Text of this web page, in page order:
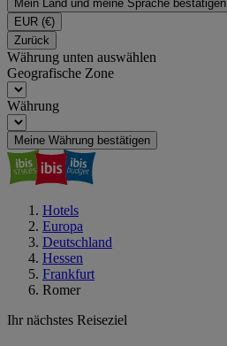
Mein Land und meine Sprache bestätigen
EUR (€)
Zurück
Währung unten auswählen
Geografische Zone
Währung
Meine Währung bestätigen
Hotels
Europa
Deutschland
Hessen
Frankfurt
Romer
Ihr nächstes Reiseziel